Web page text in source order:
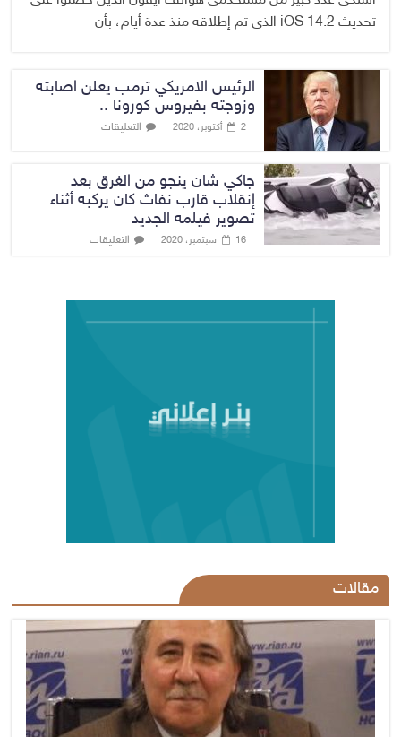
تحديث iOS 14.2 الذى تم إطلاقه منذ عدة أيام، بأن
الرئيس الامريكي ترمب يعلن اصابته
وزوجته بفيروس كورونا ..
2 أكتوبر، 2020 التعليقات
جاكي شان ينجو من الغرق بعد
إنقلاب قارب نفاث كان يركبه أثناء
تصوير فيلمه الجديد
16 سبتمبر، 2020 التعليقات
مقالات